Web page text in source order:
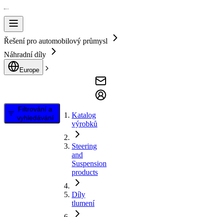
Řešení pro automobilový průmysl
Náhradní díly
Europe
Filtrování a
vyhledávání
Katalog
výrobků
Steering
and
Suspension
products
Díly
tlumení